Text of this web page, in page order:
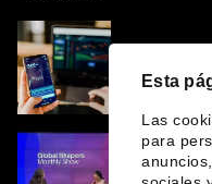
Esta
Las
para
Por qué